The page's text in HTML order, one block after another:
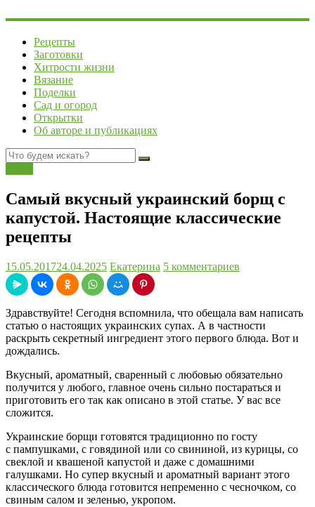
Рецепты
Заготовки
Хитрости жизни
Вязание
Поделки
Сад и огород
Открытки
Об авторе и публикациях
Самый вкусный украинский борщ с
капустой. Настоящие классические
рецепты
15.05.201724.04.2025 Екатерина 5 комментариев
Здравствуйте! Сегодня вспомнила, что обещала вам написать
статью о настоящих украинских супах. А в частности
раскрыть секретный ингредиент этого первого блюда. Вот и
дождались.
Вкусный, ароматный, сваренный с любовью обязательно
получится у любого, главное очень сильно постараться и
приготовить его так как описано в этой статье. У вас все
сложится.
Украинские борщи готовятся традиционно по госту
с пампушками, с говядиной или со свининой, из курицы, со
свеклой и квашеной капустой и даже с домашними
галушками. Но супер вкусный и ароматный вариант этого
классического блюда готовится непременно с чесночком, со
свиным салом и зеленью, укропом.